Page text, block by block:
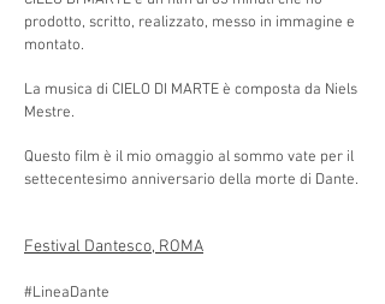
prodotto, scritto, realizzato, messo in immagine e
montato.
La musica di CIELO DI MARTE è composta da Niels
Mestre.
Questo film è il mio omaggio al sommo vate per il
settecentesimo anniversario della morte di Dante.
Festival Dantesco, ROMA
#LineaDante